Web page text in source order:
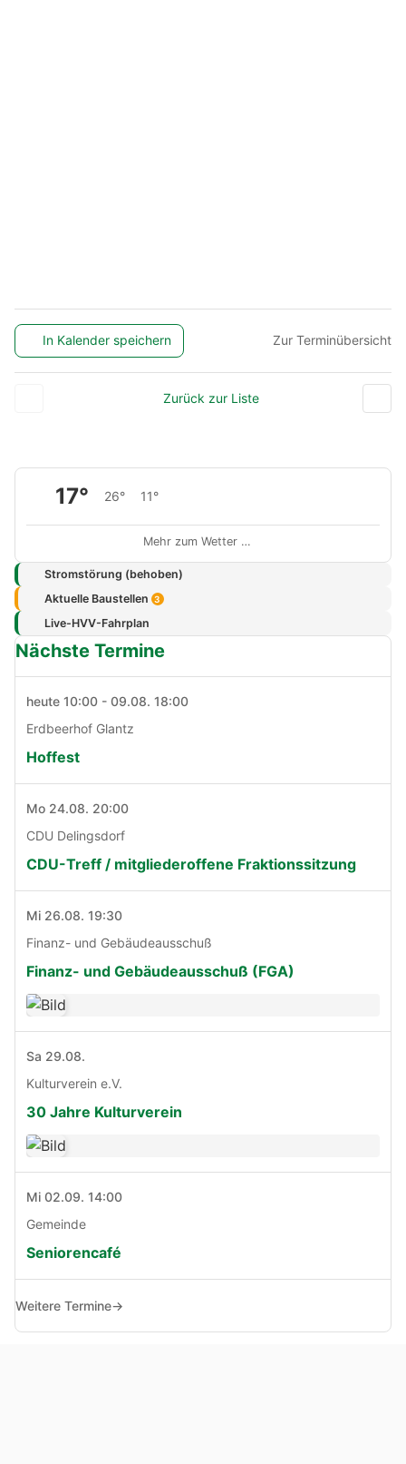
In Kalender speichern Zur Terminübersicht
Zurück zur Liste
17° 26° 11°
Mehr zum Wetter …
Stromstörung (behoben)
Aktuelle Baustellen 3
Live-HVV-Fahrplan
Nächste Termine
heute 10:00 - 09.08. 18:00
Erdbeerhof Glantz
Hoffest
Mo 24.08. 20:00
CDU Delingsdorf
CDU-Treff / mitgliederoffene Fraktionssitzung
Mi 26.08. 19:30
Finanz- und Gebäudeausschuß
Finanz- und Gebäudeausschuß (FGA)
Sa 29.08.
Kulturverein e.V.
30 Jahre Kulturverein
Mi 02.09. 14:00
Gemeinde
Seniorencafé
Weitere Termine→